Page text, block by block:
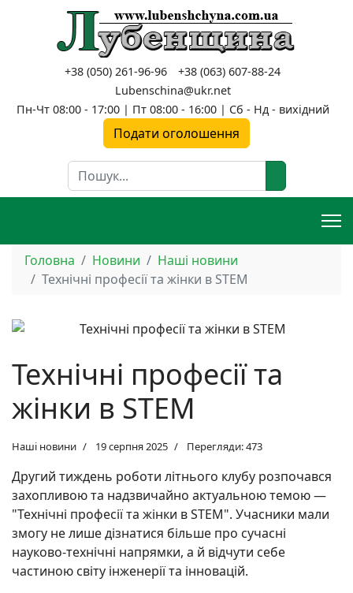
+38 (050) 261-96-96
+38 (063) 607-88-24
Lubenschina@ukr.net
Пн-Чт 08:00 - 17:00 | Пт 08:00 - 16:00 | Сб - Нд - вихідний
Подати оголошення
Пошук
Головна Новини
Наші новини
Технічні професії та жінки в STEM
Технічні професії та
жінки в STEM
Наші новини 19 серпня 2025 Перегляди: 473
Другий тиждень роботи літнього клубу розпочався
захопливою та надзвичайно актуальною темою —
"Технічні професії та жінки в STEM". Учасники мали
змогу не лише дізнатися більше про сучасні
науково-технічні напрямки, а й відчути себе
частиною світу інженерії та інновацій.